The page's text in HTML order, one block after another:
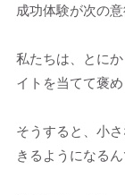
成功体験が次の意
私たちは、とに
イトを当てて褒め
そうすると、小
きるようになるん